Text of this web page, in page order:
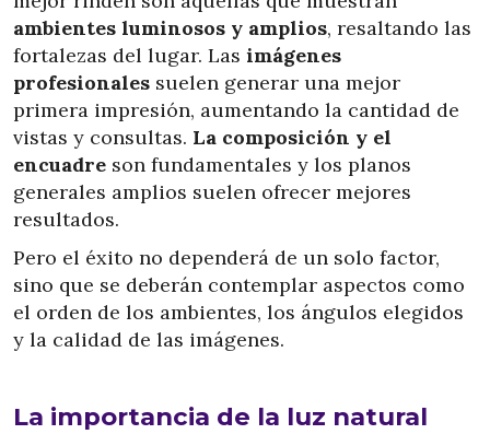
ambientes luminosos y amplios, resaltando las
fortalezas del lugar. Las imágenes
profesionales suelen generar una mejor
primera impresión, aumentando la cantidad de
vistas y consultas. La composición y el
encuadre son fundamentales y los planos
generales amplios suelen ofrecer mejores
resultados.
Pero el éxito no dependerá de un solo factor,
sino que se deberán contemplar aspectos como
el orden de los ambientes, los ángulos elegidos
y la calidad de las imágenes.
La importancia de la luz natural